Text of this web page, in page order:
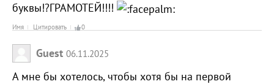
буквы!?ГРАМОТЕЙ!!!!
Имя Цитировать 0
Guest 06.11.2025
А мне бы хотелось, чтобы хотя бы на первой